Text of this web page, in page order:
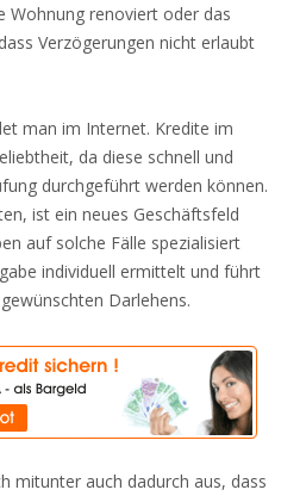
Wohnung renoviert oder das
Verzögerungen nicht erlaubt
man im Internet. Kredite im
da diese schnell und
durchgeführt werden können.
ist ein neues Geschäftsfeld
auf solche Fälle spezialisiert
individuell ermittelt und führt
Darlehens.
mitunter auch dadurch aus, dass